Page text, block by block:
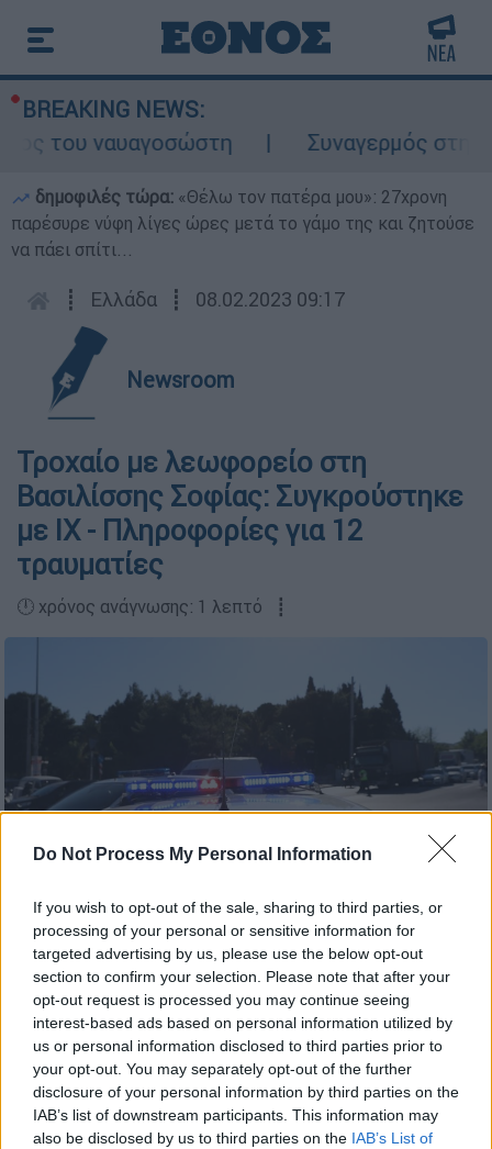
Do Not Process My Personal Information
If you wish to opt-out of the sale, sharing to third parties, or
processing of your personal or sensitive information for
targeted advertising by us, please use the below opt-out
section to confirm your selection. Please note that after your
opt-out request is processed you may continue seeing
interest-based ads based on personal information utilized by
us or personal information disclosed to third parties prior to
your opt-out. You may separately opt-out of the further
disclosure of your personal information by third parties on the
IAB’s list of downstream participants. This information may
also be disclosed by us to third parties on the IAB’s List of
BREAKING NEWS:
του ναυαγοσώστη
Συναγερμός στην
δημοφιλές τώρα: «Θέλω τον πατέρα μου»: 27χρονη
παρέσυρε νύφη λίγες ώρες μετά το γάμο της και ζητούσε
να πάει σπίτι...
┋ Ελλάδα ┋ 08.02.2023 09:17
Newsroom
Τροχαίο με λεωφορείο στη
Βασιλίσσης Σοφίας: Συγκρούστηκε
με ΙΧ - Πληροφορίες για 12
τραυματίες
🕛 χρόνος ανάγνωσης: 1 λεπτό ┋
Περιπολικό της ΕΛΑΣ (EUROKINISSI)
Προσθέστε το ΕΘΝΟΣ στη Google
Τροχαίο σημειώθηκε στηνΒασιλίσσης
Σοφίας, όταν έναλεωφορείοσυγκρούστηκε
με ένααυτοκίνητο .